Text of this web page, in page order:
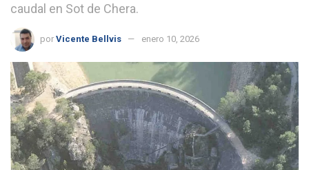
caudal en Sot de Chera.
por Vicente Bellvis enero 10, 2026